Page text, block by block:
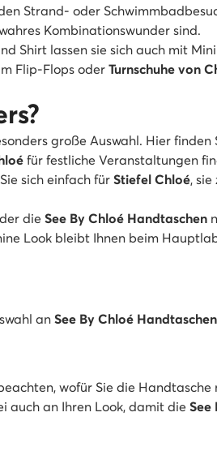
Strand- oder
Kombinationswunder sind.
Shirt lassen sie sich auch mit
Flip-Flops oder Turnschuhe von
große Auswahl. Hier finden
für festliche Veranstaltungen
sich einfach für Stiefel Chloé,
die See By Chloé Handtaschen
Look bleibt Ihnen beim
an See By Chloé Handtaschen
wofür Sie die
auch an Ihren Look, damit die See